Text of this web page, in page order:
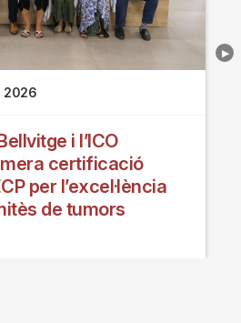
2026
i l’ICO
certificació
per l’excel·lència
de tumors